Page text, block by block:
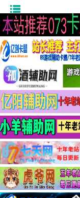
首页
技术学习
安卓绿化
单机游戏
社交娱乐
系统工具
活动线报
常用办公
源码收集